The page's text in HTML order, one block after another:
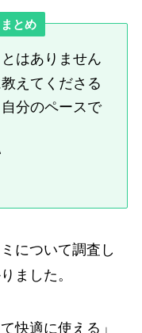
とめ
はありません
えてくださる
分のペースで
について調査し
ました。
快適に使える」